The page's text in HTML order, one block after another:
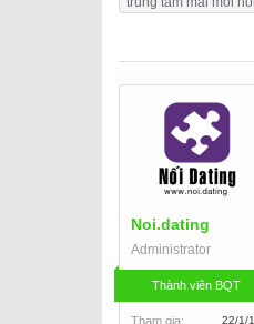
đ
y
Noi.dating
Administrator
Thành viên BQT
Tham gia 22/1/